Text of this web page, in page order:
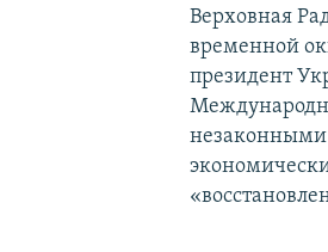
Верховная
временной
президент
незаконными